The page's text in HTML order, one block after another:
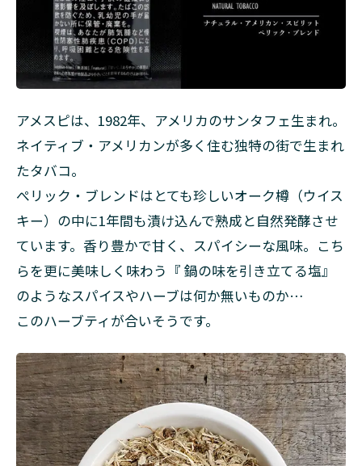
アメスピは、1982年、アメリカのサンタフェ生まれ。
ネイティブ・アメリカンが多く住む独特の街で生まれ
たタバコ。
ぺリック・ブレンドはとても珍しいオーク樽（ウイス
キー）の中に1年間も漬け込んで熟成と自然発酵させ
ています。香り豊かで甘く、スパイシーな風味。こち
らを更に美味しく味わう『 鍋の味を引き立てる塩』
のようなスパイスやハーブは何か無いものか…
このハーブティが合いそうです。